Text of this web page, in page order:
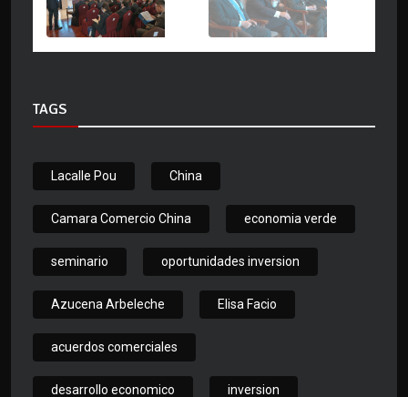
TAGS
Lacalle Pou China
Camara Comercio China economia verde
seminario oportunidades inversion
Azucena Arbeleche Elisa Facio
acuerdos comerciales
desarrollo economico inversion